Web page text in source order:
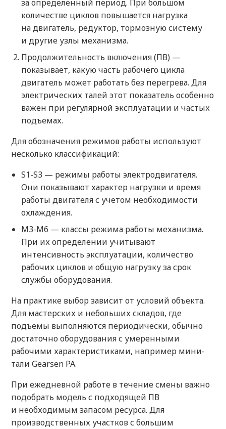
за определенный период. При большом
количестве циклов повышается нагрузка
на двигатель, редуктор, тормозную систему
и другие узлы механизма.
Продолжительность включения (ПВ) —
показывает, какую часть рабочего цикла
двигатель может работать без перегрева. Для
электрических талей этот показатель особенно
важен при регулярной эксплуатации и частых
подъемах.
Для обозначения режимов работы используют
несколько классификаций:
S1-S3 — режимы работы электродвигателя.
Они показывают характер нагрузки и время
работы двигателя с учетом необходимости
охлаждения.
M3-M6 — классы режима работы механизма.
При их определении учитывают
интенсивность эксплуатации, количество
рабочих циклов и общую нагрузку за срок
службы оборудования.
На практике выбор зависит от условий объекта.
Для мастерских и небольших складов, где
подъемы выполняются периодически, обычно
достаточно оборудования с умеренными
рабочими характеристиками, например мини-
тали Gearsen PA.
При ежедневной работе в течение смены важно
подобрать модель с подходящей ПВ
и необходимым запасом ресурса. Для
производственных участков с большим